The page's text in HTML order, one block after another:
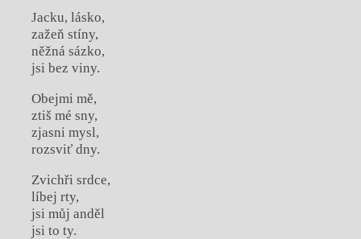
Jacku, lásko,
zažeň stíny,
něžná sázko,
jsi bez viny.
Obejmi mě,
ztiš mé sny,
zjasni mysl,
rozsviť dny.
Zvichři srdce,
líbej rty,
jsi můj anděl
jsi to ty.